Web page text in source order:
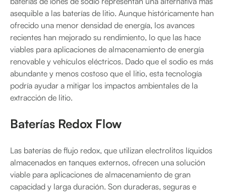
asequible a las baterías de litio. Aunque históricamente han
ofrecido una menor densidad de energía, los avances
recientes han mejorado su rendimiento, lo que las hace
viables para aplicaciones de almacenamiento de energía
renovable y vehículos eléctricos. Dado que el sodio es más
abundante y menos costoso que el litio, esta tecnología
podría ayudar a mitigar los impactos ambientales de la
extracción de litio.
Baterías Redox Flow
Las baterías de flujo redox, que utilizan electrolitos líquidos
almacenados en tanques externos, ofrecen una solución
viable para aplicaciones de almacenamiento de gran
capacidad y larga duración. Son duraderas, seguras e